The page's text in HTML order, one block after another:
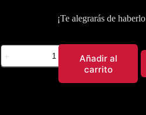
¡Te alegrarás de
Añadir al
carrito